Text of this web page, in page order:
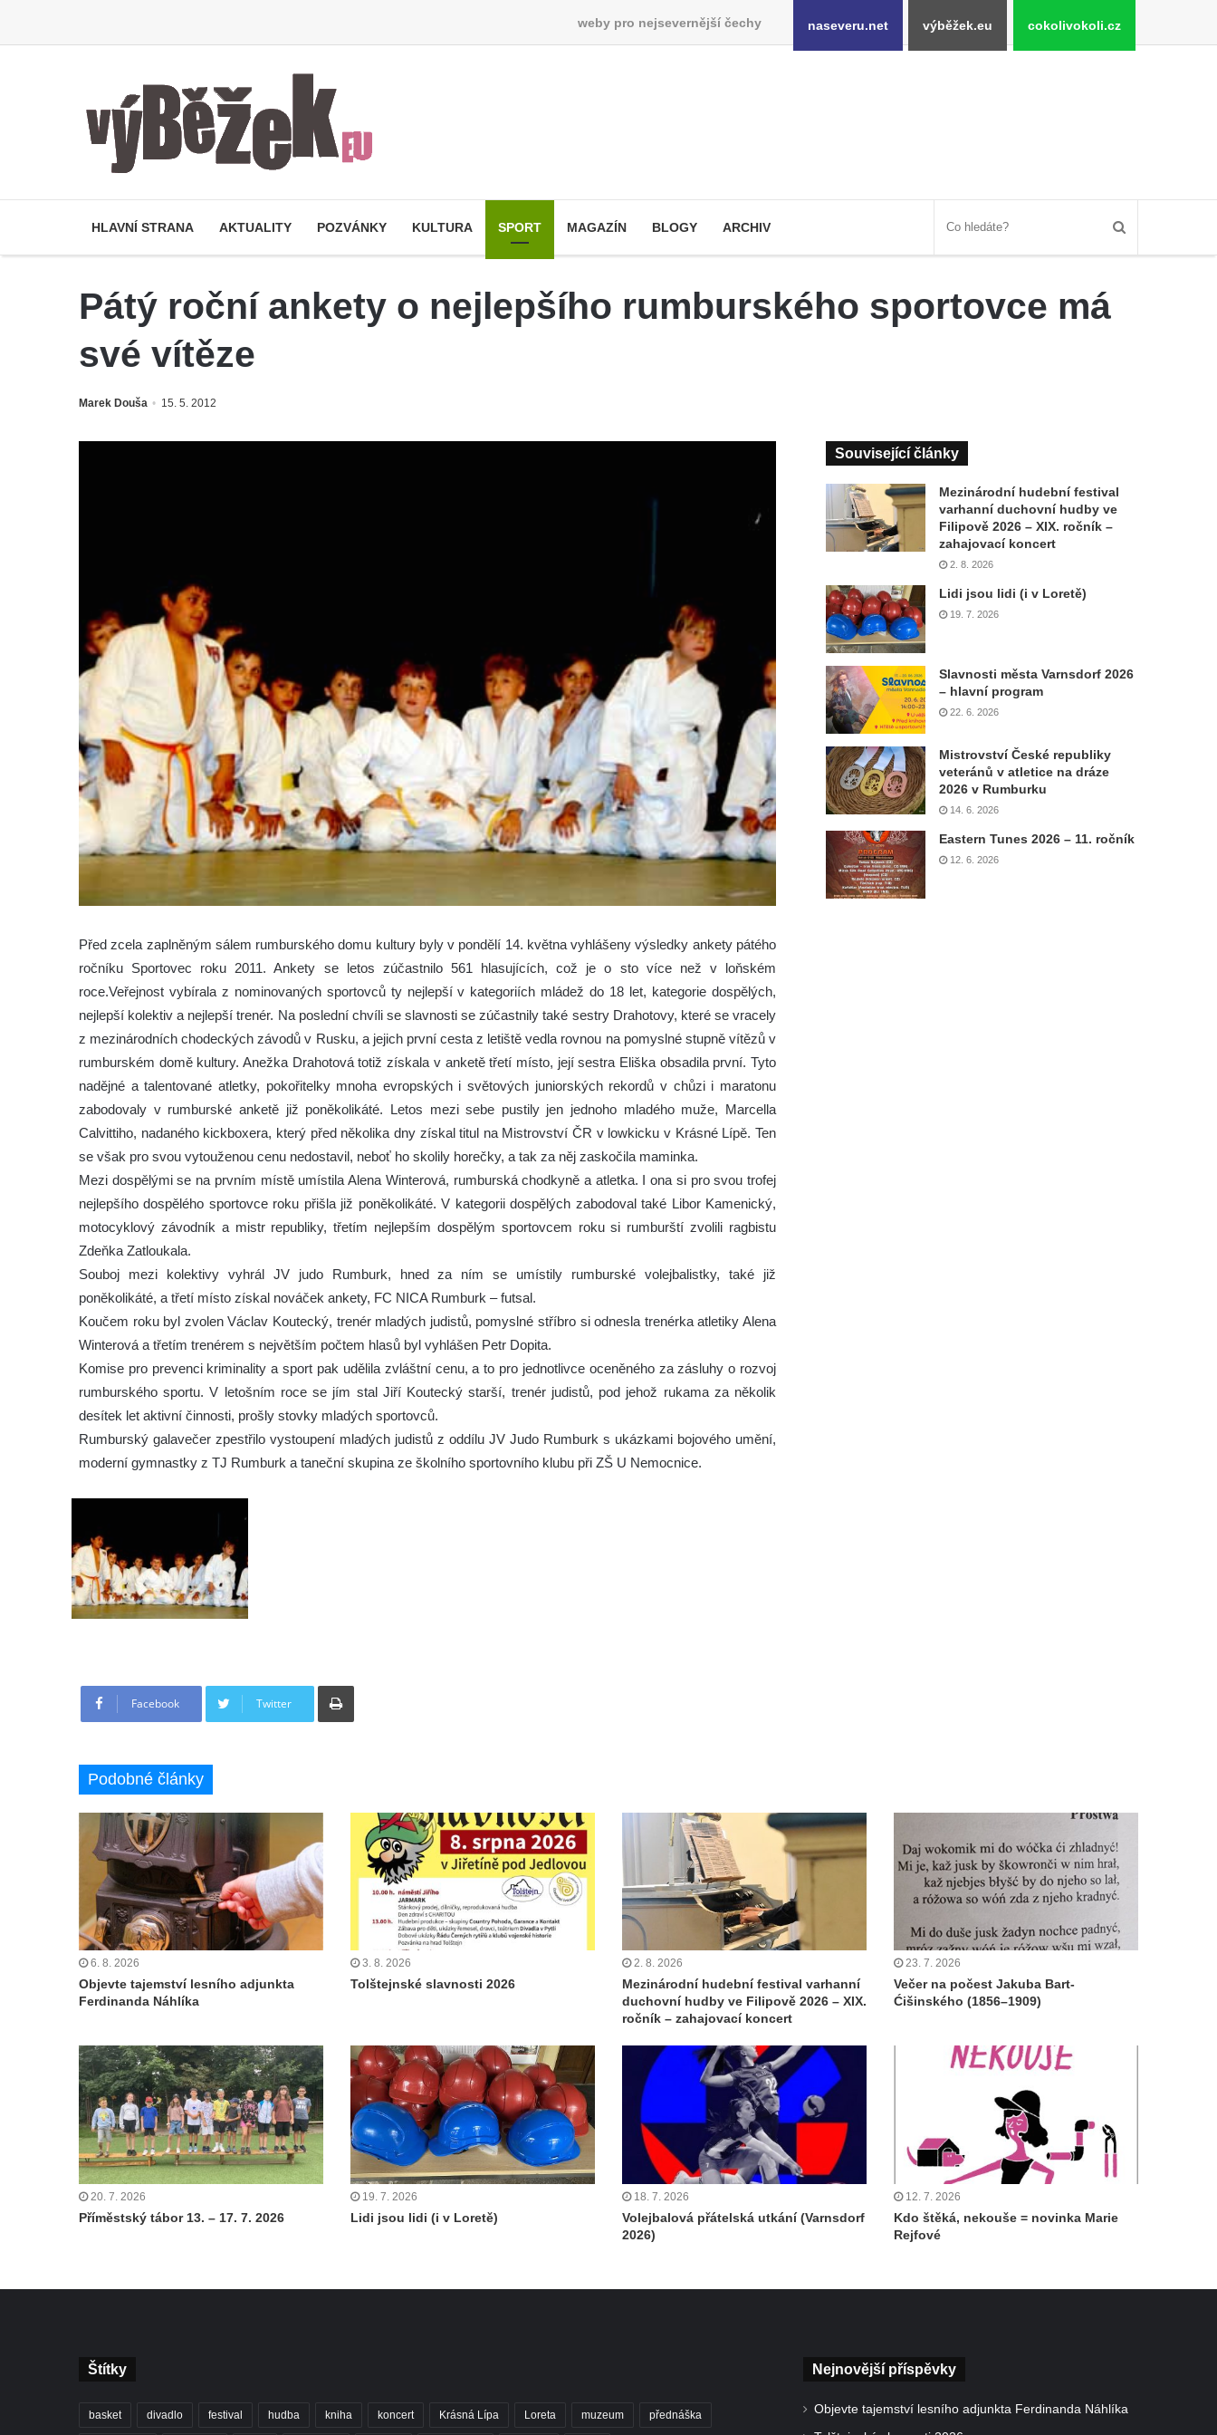
weby pro nejsevernější čechy naseveru.net výběžek.eu cokolivokoli.cz
HLAVNÍ STRANA AKTUALITY POZVÁNKY KULTURA SPORT MAGAZÍN BLOGY ARCHIV
Pátý roční ankety o nejlepšího rumburského sportovce má
své vítěze
Marek Douša 15. 5. 2012
Před zcela zaplněným sálem rumburského domu kultury byly v pondělí 14. května vyhlášeny výsledky ankety pátého
ročníku Sportovec roku 2011. Ankety se letos zúčastnilo 561 hlasujících, což je o sto více než v loňském
roce.Veřejnost vybírala z nominovaných sportovců ty nejlepší v kategoriích mládež do 18 let, kategorie dospělých,
nejlepší kolektiv a nejlepší trenér. Na poslední chvíli se slavnosti se zúčastnily také sestry Drahotovy, které se vracely
z mezinárodních chodeckých závodů v Rusku, a jejich první cesta z letiště vedla rovnou na pomyslné stupně vítězů v
rumburském domě kultury. Anežka Drahotová totiž získala v anketě třetí místo, její sestra Eliška obsadila první. Tyto
nadějné a talentované atletky, pokořitelky mnoha evropských i světových juniorských rekordů v chůzi i maratonu
zabodovaly v rumburské anketě již poněkolikáté. Letos mezi sebe pustily jen jednoho mladého muže, Marcella
Calvittiho, nadaného kickboxera, který před několika dny získal titul na Mistrovství ČR v lowkicku v Krásné Lípě. Ten
se však pro svou vytouženou cenu nedostavil, neboť ho skolily horečky, a tak za něj zaskočila maminka.
Mezi dospělými se na prvním místě umístila Alena Winterová, rumburská chodkyně a atletka. I ona si pro svou trofej
nejlepšího dospělého sportovce roku přišla již poněkolikáté. V kategorii dospělých zabodoval také Libor Kamenický,
motocyklový závodník a mistr republiky, třetím nejlepším dospělým sportovcem roku si rumburští zvolili ragbistu
Zdeňka Zatloukala.
Souboj mezi kolektivy vyhrál JV judo Rumburk, hned za ním se umístily rumburské volejbalistky, také již
poněkolikáté, a třetí místo získal nováček ankety, FC NICA Rumburk – futsal.
Koučem roku byl zvolen Václav Koutecký, trenér mladých judistů, pomyslné stříbro si odnesla trenérka atletiky Alena
Winterová a třetím trenérem s největším počtem hlasů byl vyhlášen Petr Dopita.
Komise pro prevenci kriminality a sport pak udělila zvláštní cenu, a to pro jednotlivce oceněného za zásluhy o rozvoj
rumburského sportu. V letošním roce se jím stal Jiří Koutecký starší, trenér judistů, pod jehož rukama za několik
desítek let aktivní činnosti, prošly stovky mladých sportovců.
Rumburský galavečer zpestřilo vystoupení mladých judistů z oddílu JV Judo Rumburk s ukázkami bojového umění,
moderní gymnastky z TJ Rumburk a taneční skupina ze školního sportovního klubu při ZŠ U Nemocnice.
Facebook Twitter
Tisknout
Související články
Mezinárodní hudební festival
varhanní duchovní hudby ve
Filipově 2026 – XIX. ročník –
zahajovací koncert
2. 8. 2026
Lidi jsou lidi (i v Loretě)
19. 7. 2026
Slavnosti města Varnsdorf 2026
– hlavní program
22. 6. 2026
Mistrovství České republiky
veteránů v atletice na dráze
2026 v Rumburku
14. 6. 2026
Eastern Tunes 2026 – 11. ročník
12. 6. 2026
Podobné články
6. 8. 2026
Objevte tajemství lesního adjunkta
Ferdinanda Náhlíka
3. 8. 2026
Tolštejnské slavnosti 2026
2. 8. 2026
Mezinárodní hudební festival varhanní
duchovní hudby ve Filipově 2026 – XIX.
ročník – zahajovací koncert
23. 7. 2026
Večer na počest Jakuba Bart-
Ćišinského (1856–1909)
20. 7. 2026
Příměstský tábor 13. – 17. 7. 2026
19. 7. 2026
Lidi jsou lidi (i v Loretě)
18. 7. 2026
Volejbalová přátelská utkání (Varnsdorf
2026)
12. 7. 2026
Kdo štěká, nekouše = novinka Marie
Rejfové
Štítky
basket divadlo festival hudba kniha koncert Krásná Lípa Loreta muzeum přednáška
Nejnovější příspěvky
Objevte tajemství lesního adjunkta Ferdinanda Náhlíka